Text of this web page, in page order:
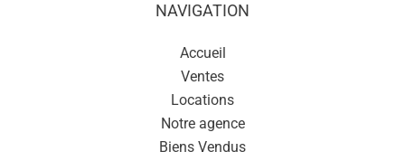
NAVIGATION
Accueil
Ventes
Locations
Notre agence
Biens Vendus